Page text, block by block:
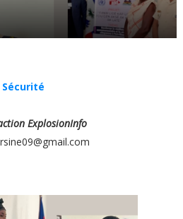
Sécurité
ExplosionInfo